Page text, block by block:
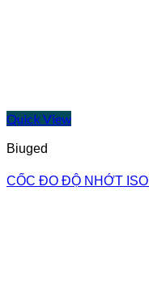
Quick View
Biuged
CỐC ĐO ĐỘ NHỚT